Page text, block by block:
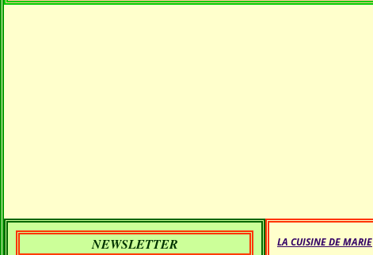
NEWSLETTER LA CUISINE DE MARIE